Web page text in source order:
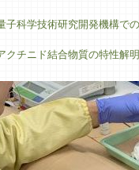
子科学技術研究開発機構で
クチニド結合物質の特性解